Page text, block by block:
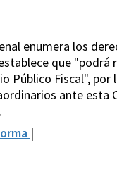
enumera los
que
Público Fiscal",
ante esta
|